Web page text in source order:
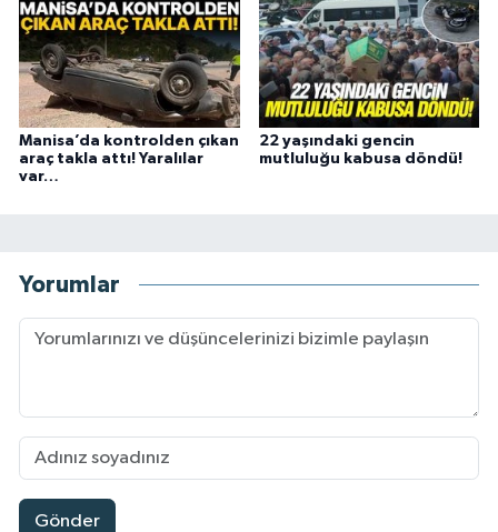
Manisa’da kontrolden çıkan
araç takla attı! Yaralılar
var…
22 yaşındaki gencin
mutluluğu kabusa döndü!
Yorumlar
Gönder